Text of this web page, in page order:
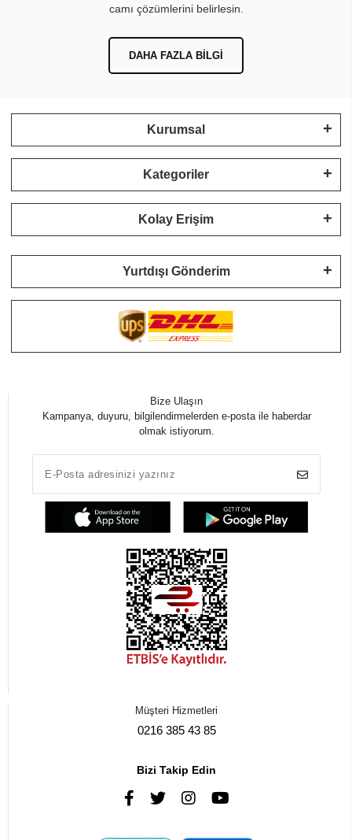
camı çözümlerini belirlesin.
DAHA FAZLA BILGI
Kurumsal
Kategoriler
Kolay Erişim
Yurtdışı Gönderim
Bize Ulaşın
Kampanya, duyuru, bilgilendirmelerden e-posta ile haberdar
olmak istiyorum.
Müşteri Hizmetleri
0216 385 43 85
Bizi Takip Edin